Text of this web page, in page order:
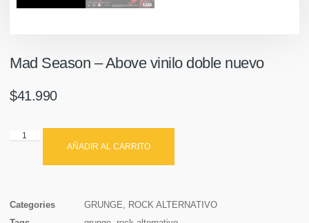
Mad Season ‎– Above vinilo doble nuevo
$41.990
AÑADIR AL CARRITO
Categories GRUNGE, ROCK ALTERNATIVO